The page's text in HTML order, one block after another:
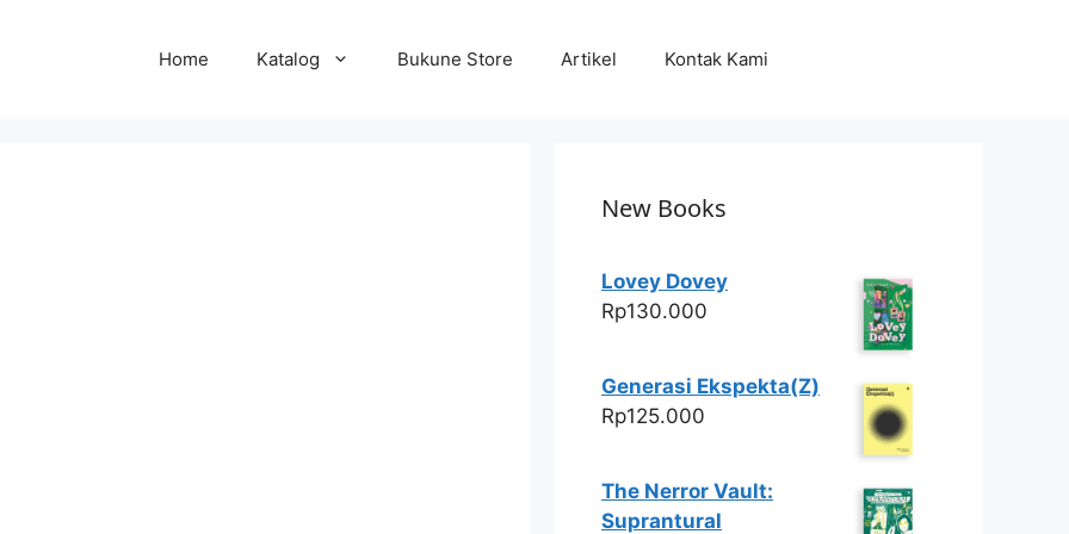
Home Katalog Bukune Store Artikel Kontak Kami
New Books
Lovey Dovey
Rp130.000
Generasi Ekspekta(Z)
Rp125.000
The Nerror Vault:
Suprantural